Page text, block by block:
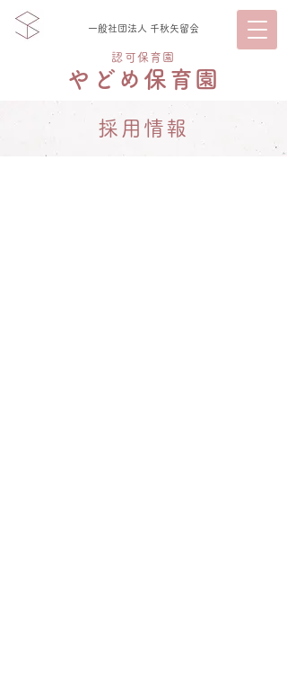
やどめ保育園
一般社団法人 千秋矢留会
認可保育園
採用情報